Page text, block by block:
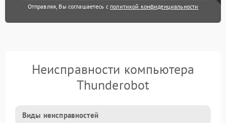
Отправляя, Вы соглашаетесь с политикой конфиденциальности
Неисправности компьютера
Thunderobot
Виды неисправностей